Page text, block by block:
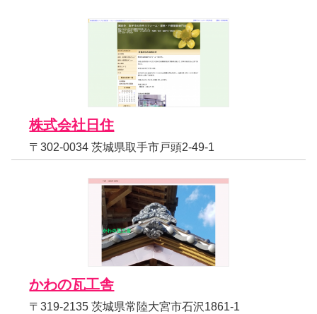
株式会社日住
〒302-0034 茨城県取手市戸頭2-49-1
かわの瓦工舎
〒319-2135 茨城県常陸大宮市石沢1861-1